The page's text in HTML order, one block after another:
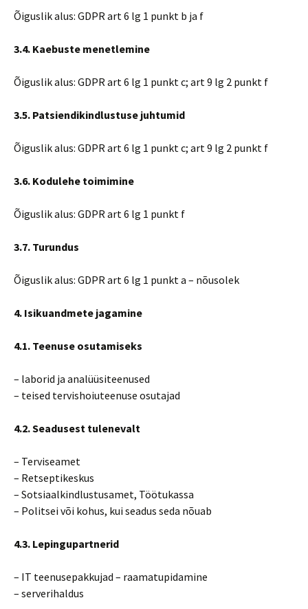
Õiguslik alus: GDPR art 6 lg 1 punkt b ja f
3.4. Kaebuste menetlemine
Õiguslik alus: GDPR art 6 lg 1 punkt c; art 9 lg 2 punkt f
3.5. Patsiendikindlustuse juhtumid
Õiguslik alus: GDPR art 6 lg 1 punkt c; art 9 lg 2 punkt f
3.6. Kodulehe toimimine
Õiguslik alus: GDPR art 6 lg 1 punkt f
3.7. Turundus
Õiguslik alus: GDPR art 6 lg 1 punkt a – nõusolek
4. Isikuandmete jagamine
4.1. Teenuse osutamiseks
– laborid ja analüüsiteenused
– teised tervishoiuteenuse osutajad
4.2. Seadusest tulenevalt
– Terviseamet
– Retseptikeskus
– Sotsiaalkindlustusamet, Töötukassa
– Politsei või kohus, kui seadus seda nõuab
4.3. Lepingupartnerid
– IT teenusepakkujad – raamatupidamine
– serverihaldus